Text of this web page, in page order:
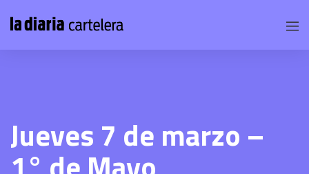
Jueves 7 de marzo –